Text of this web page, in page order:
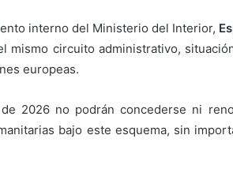
interno del Ministerio del Interior,
mismo circuito administrativo,
europeas.
2026 no podrán concederse ni
bajo este esquema, sin